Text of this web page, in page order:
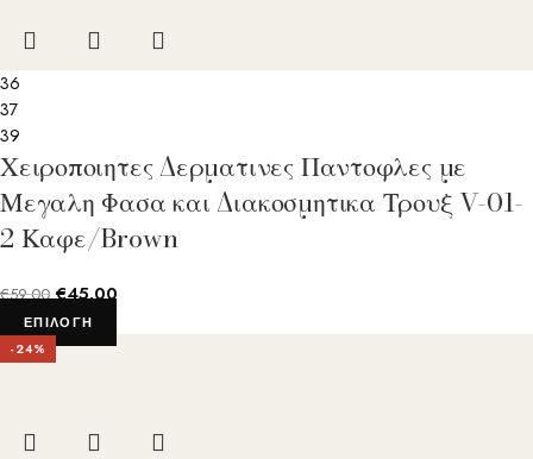
36
37
39
Χειροποιητες Δερματινες Παντοφλες με
Μεγαλη Φασα και Διακοσμητικα Τρουξ V-01-
2 Καφε/Brown
€59.00 €45.00
ΕΠΙΛΟΓΉ
-24%